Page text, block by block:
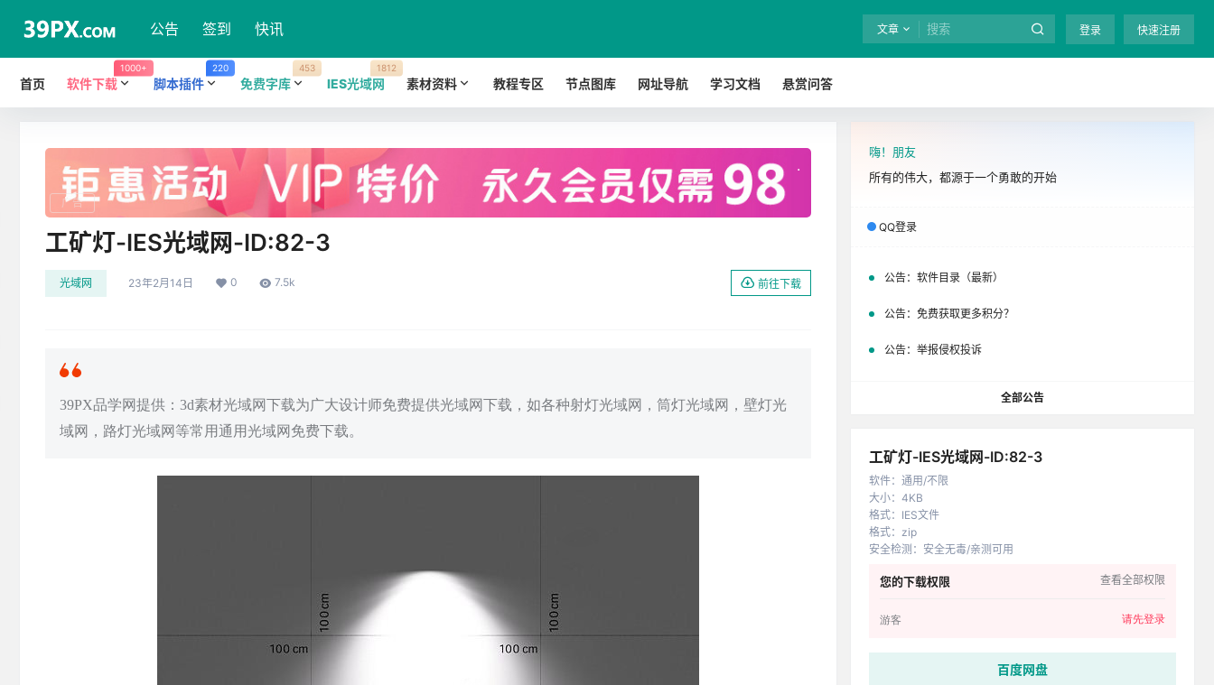
公告 签到 快讯 文章 登录 快速注册
首页 软件下载
1000+
脚本插件
220
免费字库
453
IES光域网
1812
素材资料 教程专区 节点图库 网址导航 学习文档 悬赏问答
. 全站终身免费下载！ 立即开通
广告
工矿灯-IES光域网-ID:82-3
光域网 23年2月14日 0 7.5k 前往下载
39PX品学网提供：3d素材光域网下载为广大设计师免费提供光域网下载，如各种射灯光域网，筒灯光域网，壁灯光
域网，路灯光域网等常用通用光域网免费下载。
嗨！朋友
所有的伟大，都源于一个勇敢的开始
QQ登录
公告： 软件目录（最新）
公告： 免费获取更多积分？
公告： 举报侵权投诉
全部公告
工矿灯-IES光域网-ID:82-3
软件： 通用/不限
大小： 4KB
格式： IES文件
格式： zip
安全检测 ： 安全无毒/亲测可用
您的下载权限 查看全部权限
游客 请先登录
百度网盘